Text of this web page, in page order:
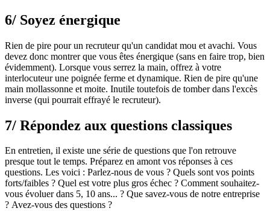
6/ Soyez énergique
Rien de pire pour un recruteur qu'un candidat mou et avachi. Vous
devez donc montrer que vous êtes énergique (sans en faire trop, bien
évidemment). Lorsque vous serrez la main, offrez à votre
interlocuteur une poignée ferme et dynamique. Rien de pire qu'une
main mollassonne et moite. Inutile toutefois de tomber dans l'excès
inverse (qui pourrait effrayé le recruteur).
7/ Répondez aux questions classiques
En entretien, il existe une série de questions que l'on retrouve
presque tout le temps. Préparez en amont vos réponses à ces
questions. Les voici : Parlez-nous de vous ? Quels sont vos points
forts/faibles ? Quel est votre plus gros échec ? Comment souhaitez-
vous évoluer dans 5, 10 ans... ? Que savez-vous de notre entreprise
? Avez-vous des questions ?